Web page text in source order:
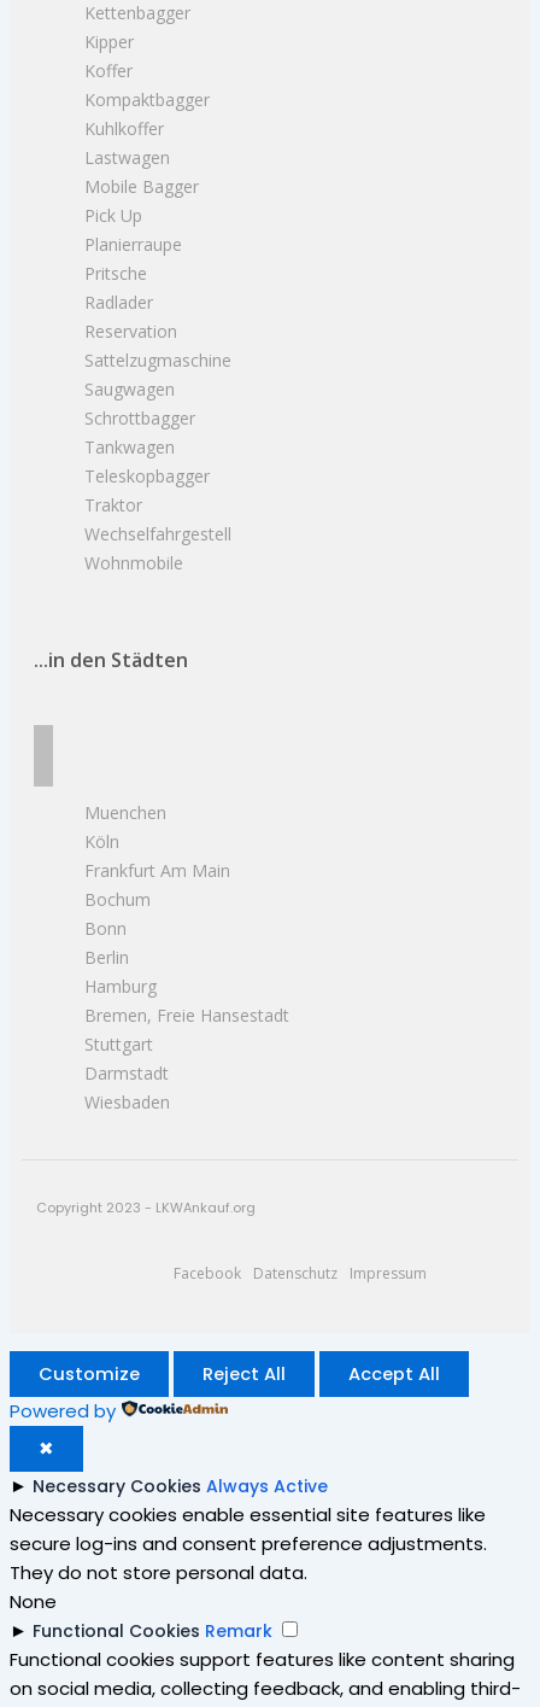
Kettenbagger
Kipper
Koffer
Kompaktbagger
Kuhlkoffer
Lastwagen
Mobile Bagger
Pick Up
Planierraupe
Pritsche
Radlader
Reservation
Sattelzugmaschine
Saugwagen
Schrottbagger
Tankwagen
Teleskopbagger
Traktor
Wechselfahrgestell
Wohnmobile
...in den Städten
Muenchen
Köln
Frankfurt Am Main
Bochum
Bonn
Berlin
Hamburg
Bremen, Freie Hansestadt
Stuttgart
Darmstadt
Wiesbaden
Copyright 2023 - LKWAnkauf.org
Facebook Datenschutz Impressum
Customize Reject All Accept All
Powered by
✖
► Necessary Cookies Always Active
Necessary cookies enable essential site features like
secure log-ins and consent preference adjustments.
They do not store personal data.
None
► Functional Cookies Remark
Functional cookies support features like content sharing
on social media, collecting feedback, and enabling third-